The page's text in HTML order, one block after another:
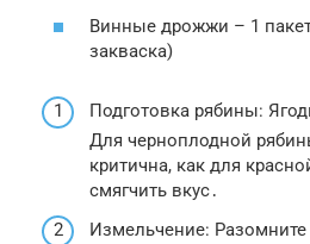
Винные дрожжи – 1
закваска)
Подготовка рябины:
Для черноплодной
критична, как для
смягчить вкус․
Измельчение: